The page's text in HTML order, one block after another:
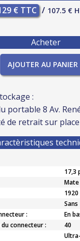
€ TTC / 107.5 €
Acheter
AJOUTER AU PANIER
:
portable 8 Av.
de retrait sur place
17,3
Mate
1920
Sans
:
En
connecteur :
40